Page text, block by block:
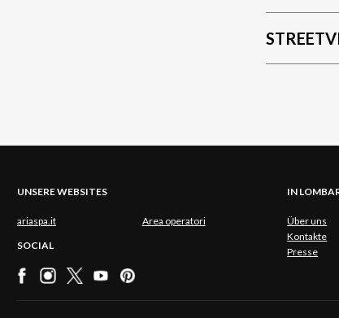
UNSERE WEBSITES
ariaspa.it Area operatori
SOCIAL
IN
Über uns
Kontakte
Presse